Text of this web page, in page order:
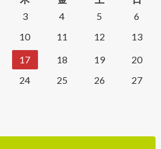
3 4 5
6
10 11 12
13
17 18 19
20
24 25 26
27